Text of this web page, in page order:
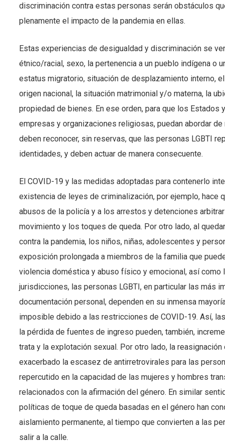
discriminación contra estas personas serán obstáculos
plenamente el impacto de la pandemia en ellas.
Estas experiencias de desigualdad y discriminación se
étnico/racial, sexo, la pertenencia a un pueblo indígena o
estatus migratorio, situación de desplazamiento interno,
origen nacional, la situación matrimonial y/o materna, la
propiedad de bienes. En ese orden, para que los
empresas y organizaciones religiosas, puedan abordar
deben reconocer, sin reservas, que las personas LGBTI
identidades, y deben actuar de manera consecuente.
El COVID-19 y las medidas adoptadas para contenerlo
existencia de leyes de criminalización, por ejemplo, hace
abusos de la policía y a los arrestos y detenciones
movimiento y los toques de queda. Por otro lado, al
contra la pandemia, los niños, niñas, adolescentes y
exposición prolongada a miembros de la familia que
violencia doméstica y abuso físico y emocional, así como
jurisdicciones, las personas LGBTI, en particular las más
documentación personal, dependen en su inmensa
imposible debido a las restricciones de COVID-19. Así,
la pérdida de fuentes de ingreso pueden, también,
trata y la explotación sexual. Por otro lado, la
exacerbado la escasez de antirretrovirales para las
repercutido en la capacidad de las mujeres y hombres
relacionados con la afirmación del género. En similar
políticas de toque de queda basadas en el género han
aislamiento permanente, al tiempo que convierten a las
salir a la calle.